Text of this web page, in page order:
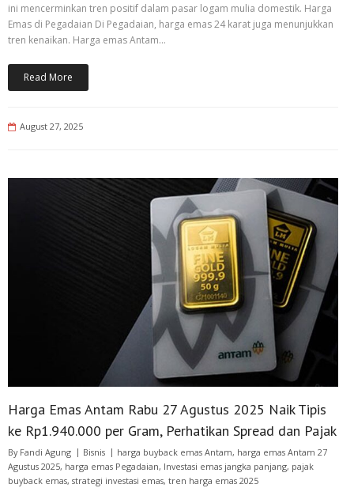
ini mencerminkan tren positif dalam pasar logam mulia domestik. Harga
Emas di Pegadaian Di Pegadaian, harga emas 24 karat juga menunjukkan
tren kenaikan. Harga emas Antam…
Read More
August 27, 2025
Harga Emas Antam Rabu 27 Agustus 2025 Naik Tipis
ke Rp1.940.000 per Gram, Perhatikan Spread dan Pajak
By Fandi Agung Bisnis harga buyback emas Antam, harga emas Antam 27
Agustus 2025, harga emas Pegadaian, Investasi emas jangka panjang, pajak
buyback emas, strategi investasi emas, tren harga emas 2025